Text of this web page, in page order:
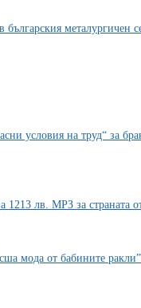
металургичен
условия на труд“ за
лв. МРЗ за страната
мода от бабините